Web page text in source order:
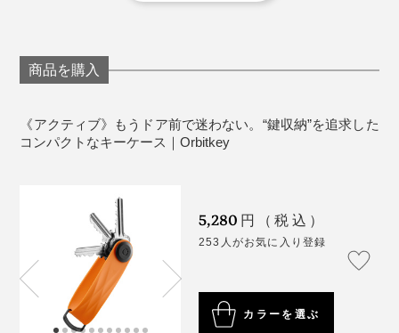
利き手に関係なく、右側からも左側からも、鍵を取り出
で鍵を出し入れできます。
最近の車に多い、分厚い電子キーやキーチェーンを取り
付けられます。
「工業デザイナーとして、デザインは美しくあるべきで
すが、同時に、機能的でなければ、意味がありません。
鍵がケースから飛び出さないよう、安全にまとめなが
す。
自動車用など特別サイズの鍵は「Dリング」に取り
※ネジをゆるませて鍵を取り外せない場合の対処法：
ネジを締め過ぎたのが原因。バンドの一方を反時計回り
にねじり、もう一方のバンドは固定したままにします。
詳細は動画を参照してください
商品を購入
《アクティブ》もうドア前で迷わない。“鍵収納”を追求した
コンパクトなキーケース｜Orbitkey
5,280 円（税込）
253人がお気に入り登録
カラーを選ぶ